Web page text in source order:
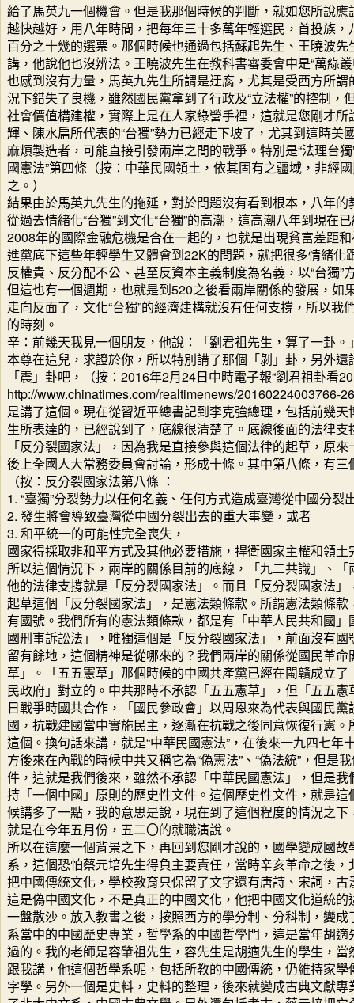
給了馬英九一個機會。但是我那個時候的判斷，就如您所說
越快越好，用八年時間，把每年三十多萬年輕選民，首投族
百分之十幾的選票。那個時候也通過包括蘇起先生、王曉波
講，他說他也沒辨法。王曉波先生在教科書審委會中是“萬綠
也感到沒有力量，馬英九先生所謂是迂腐，尤其是受西方所
況下錯失了良機，雖然國民黨拿到了行政及“立法權”的控制，
社會價值構建權，實際上是在人家綠營手裡，這就是您剛才所
輝、陳水扁所代表的“台獨”勢力已經走下坡了，尤其到這時美
麻煩製造者，可能直接引發兩岸之間的戰爭。特別是“法理台獨
國憲法”第四條（按：中華民國領土，依其固有之疆域，非經
之。）
結果由於馬英九先生的拖延，對於問題沒有看到根本，八年
從過去情緒化“台獨”到文化“台獨”的高潮，這高潮八年到現在
2008年的國際金融危機是合在一起的，也就是出現貧富差距
進黨底下這些年輕學生又體會到22K的問題，就把很多情緒化
反權貴、反分配不公、甚至反資本主義制度為名義，以“台獨”
但這也有一個週期，也就是到520之後看兩岸關係的發展，如
走向反面了，文化“台獨”的經濟建構就沒有任何支撐，所以我
的時刻。
辛：前幾天我見一個朋友，他說：「劉君祖先生，算了一卦
本尊在這兒，求證於你，所以特別講了那個「剝」卦，另外
「震」卦吧，（按：2016年2月24日中時電子報“劉君祖卦看
http://www.chinatimes.com/realtimenews/20160224003766-
是講了這個。現在從習近平總書記到李克強總理，包括前幾
生所表達的，已經說到了，底線很清楚了。底線後面的法律
「反分裂國家法」，因為我是直接參與這個法律的起草，原
後上全國人大常務委員會討論，形成十條。其中第八條，有三
（按：反分裂國家法第八條 ：
1. “臺獨”分裂勢力以任何名義、任何方式造成臺灣從中國分裂
2. 發生將會導致臺灣從中國分裂出去的重大事變，或者
3. 和平統一的可能性完全喪失，
國家得採取非和平方式及其他必要措施，捍衛國家主權和領土
所以這個情況下，兩岸的關係目前的底線，「九二共識」、
他的法律支撐就是「反分裂國家法」。而且「反分裂國家法
起草這個「反分裂國家法」，是憲法類條款。所謂憲法類條
有國號。我們所有的憲法類條款，都是有「中華人民共和國
國刑事訴訟法」，唯獨這個是「反分裂國家法」，前面沒有
留有餘地，這個精神是從哪來的？我們兩岸的關係從國民革
草」。「五五憲草」那個時候的中國共產黨已經在閩贛成立
民政府」對立的。中共那時不承認「五五憲草」，但「五五
日戰爭時國共合作，「國民參政會」以周恩來為代表與國民
國，抗戰建國當中實施民主，逐漸在抗戰之後同意恢復行憲
這個。換句話來講，就是“中華民國憲法”，在後來一九四七年
方後來在內戰的時候中共又稱它為“偽憲法”、“偽法統”，但是
件，這就是我們後來，雖然不承認「中華民國憲法」，但是
持「一個中國」原則的歷史性文件。這個歷史性文件，就是這
候講多了一點，我的意思是說，現在到了這個程度的情況之
就是在今年五月份，五二〇的就職演說。
所以在這麼一個背景之下，再回到您剛才說的，國學變成國
系，這個恐怕蔡元培先生得負主要責任，當時辛亥革命之後
把中國傳統文化，學校教育只保留了文字還有唐詩、宋詞，
這是偽中國文化，不是真正的中國文化，他把中國文化道統
一盤散沙。放入教書之後，按照西方的學分制、分科制，變
系當中的中國歷史專業，哲學系的中國哲學門，這是當年胡
過的。我的老師是容肇祖先生，容先生是胡適先生的學生，
跟我講，他這個哲學系呢，包括所教的中國傳統，仍維持家
字學。另外一個是史料，史料的整理，後來就變成古典文獻